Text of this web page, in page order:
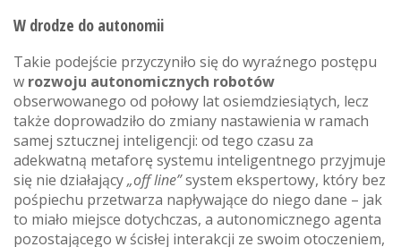
W drodze do autonomii
Takie podejście przyczyniło się do wyraźnego postępu
w rozwoju autonomicznych robotów
obserwowanego od połowy lat osiemdziesiątych, lecz
także doprowadziło do zmiany nastawienia w ramach
samej sztucznej inteligencji: od tego czasu za
adekwatną metaforę systemu inteligentnego przyjmuje
się nie działający„off line”system ekspertowy, który bez
pośpiechu przetwarza napływające do niego dane – jak
to miało miejsce dotychczas, a autonomicznego agenta
pozostającego w ścisłej interakcji ze swoim otoczeniem,